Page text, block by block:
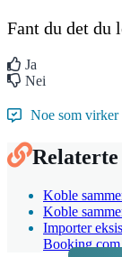
Fant du det du
Ja
Nei
Noe som virker
Koble
Koble
Importer
Booking.com